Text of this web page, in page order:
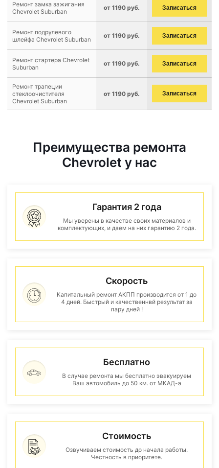
Ремонт замка зажигания
Chevrolet Suburban
от 1190 руб. Записаться
Ремонт подрулевого
шлейфа Chevrolet Suburban
от 1190 руб. Записаться
Ремонт стартера Chevrolet
Suburban
от 1190 руб. Записаться
Ремонт трапеции
стеклоочистителя
Chevrolet Suburban
от 1190 руб. Записаться
Преимущества ремонта
Chevrolet у нас
Гарантия 2 года
Мы уверены в качестве своих материалов и
комплектующих, и даем на них гарантию 2 года.
Скорость
Капитальный ремонт АКПП производится от 1 до
4 дней. Быстрый и качественнвй результат за
пару дней !
Бесплатно
В случае ремонта мы бесплатно эвакуируем
Ваш автомобиль до 50 км. от МКАД-а
Стоимость
Озвучиваем стоимость до начала работы.
Честность в приоритете.